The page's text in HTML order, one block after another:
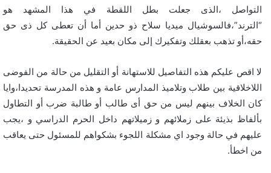
التواصل ،الذى جعلت بطل اللقطة في هذا المشهد هو
“الترند”،فالسوشيال ميديا سلاح ذو حدين أما أن تعطى كل ذى حق
حقه،أو تذهب بعقلك وتفكيرك إلى مكان بعيد عن الحقيقة.
لا اقص عليكم هذه التفاصيل للاستهانة أو التقليل من حالة من الفوضى
اللاخلاقية بين طلاب وتلاميذ المدارس عامة و هذه المدرسة تحديدا،وايا
كان الخلاف بينهم ليس من حق أى طالب أو طالبة ضرب أو التطاول
بألفاظ بذيئة على زملائهم و زميلاتهم داخل الحرم الدراسي و ،يجب
عليهم في حالة وجود اي مشكلة اللجوء بشكواهم للمسئول حتى يعاقب
من اخطأ.